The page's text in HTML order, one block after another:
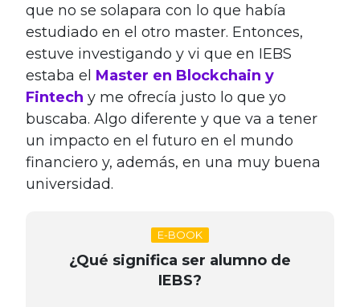
que no se solapara con lo que había
estudiado en el otro master. Entonces,
estuve investigando y vi que en IEBS
estaba el Master en Blockchain y
Fintech y me ofrecía justo lo que yo
buscaba. Algo diferente y que va a tener
un impacto en el futuro en el mundo
financiero y, además, en una muy buena
universidad.
E-BOOK
¿Qué significa ser alumno de
IEBS?